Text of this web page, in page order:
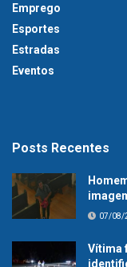
Emprego
Esportes
Estradas
Eventos
Posts Recentes
07/08/
Vítima